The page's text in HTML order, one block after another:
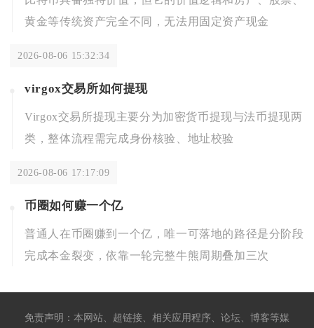
黄金等传统资产完全不同，无法用固定资产现金
2026-08-06 15:32:34
virgox交易所如何提现
Virgox交易所提现主要分为加密货币提现与法币提现两
类，整体流程需完成身份核验、地址校验
2026-08-06 17:17:09
币圈如何赚一个亿
普通人在币圈赚到一个亿，唯一可落地的路径是分阶段
完成本金裂变，依靠一轮完整牛熊周期叠加三次
免责声明：本网站、超链接、相关应用程序、论坛、博客等媒